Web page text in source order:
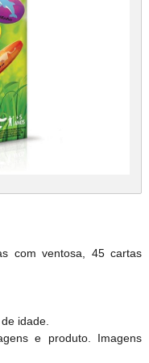
com ventosa, 45 cartas
idade.
e produto. Imagens